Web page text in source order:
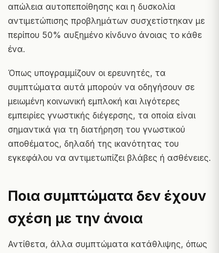
απώλεια αυτοπεποίθησης και η δυσκολία
αντιμετώπισης προβλημάτων συσχετίστηκαν με
περίπου 50% αυξημένο κίνδυνο άνοιας το κάθε
ένα.
Όπως υπογραμμίζουν οι ερευνητές, τα
συμπτώματα αυτά μπορούν να οδηγήσουν σε
μειωμένη κοινωνική εμπλοκή και λιγότερες
εμπειρίες γνωστικής διέγερσης, τα οποία είναι
σημαντικά για τη διατήρηση του γνωστικού
αποθέματος, δηλαδή της ικανότητας του
εγκεφάλου να αντιμετωπίζει βλάβες ή ασθένειες.
Ποια συμπτώματα δεν έχουν
σχέση με την άνοια
Αντίθετα, άλλα συμπτώματα κατάθλιψης, όπως